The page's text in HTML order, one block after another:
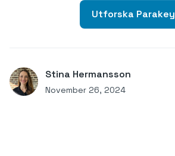
Utforska Parakey
Stina Hermansson
November 26, 2024